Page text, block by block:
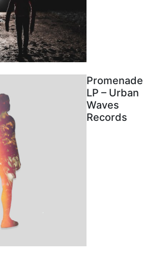
Promenade
LP – Urban
Waves
Records